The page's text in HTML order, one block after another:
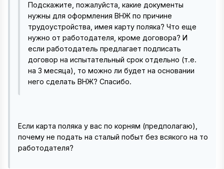
Подскажите, пожалуйста, какие документы
нужны для оформления ВНЖ по причине
трудоустройства, имея карту поляка? Что еще
нужно от работодателя, кроме договора? И
если работодатель предлагает подписать
договор на испытательный срок отдельно (т.е.
на 3 месяца), то можно ли будет на основании
него сделать ВНЖ? Спасибо.
Если карта поляка у вас по корням (предполагаю),
почему не подать на сталый побыт без всякого на то
работодателя?